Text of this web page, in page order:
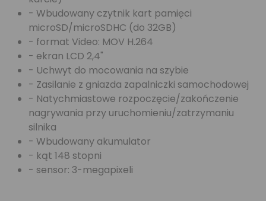
- Wbudowany czytnik kart pamięci
microSD/microSDHC (do 32GB)
- format Video: MOV H.264
- ekran LCD 2,4"
- Uchwyt do mocowania na szybie
- Zasilanie z gniazda zapalniczki samochodowej
- Natychmiastowe rozpoczęcie/zakończenie
nagrywania przy uruchomieniu/zatrzymaniu
silnika
- Wbudowany akumulator
- kąt 148 stopni
- sensor: 3-megapixeli